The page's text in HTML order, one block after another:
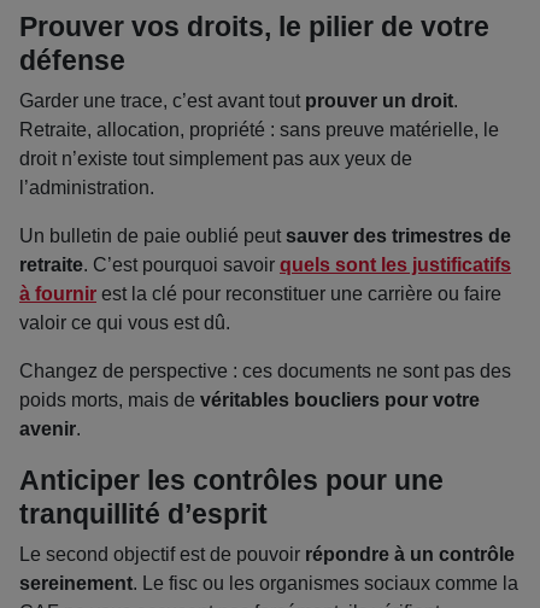
Prouver vos droits, le pilier de votre
défense
Garder une trace, c’est avant tout prouver un droit.
Retraite, allocation, propriété : sans preuve matérielle, le
droit n’existe tout simplement pas aux yeux de
l’administration.
Un bulletin de paie oublié peut sauver des trimestres de
retraite. C’est pourquoi savoir quels sont les justificatifs
à fournir est la clé pour reconstituer une carrière ou faire
valoir ce qui vous est dû.
Changez de perspective : ces documents ne sont pas des
poids morts, mais de véritables boucliers pour votre
avenir.
Anticiper les contrôles pour une
tranquillité d’esprit
Le second objectif est de pouvoir répondre à un contrôle
sereinement. Le fisc ou les organismes sociaux comme la